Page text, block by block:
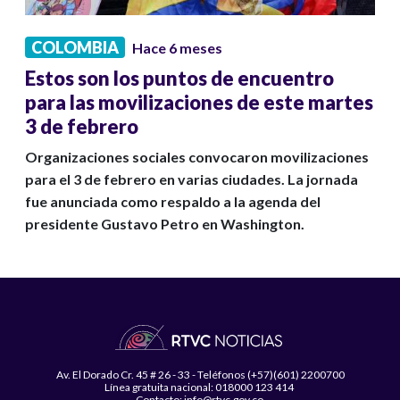
COLOMBIA Hace 6 meses
Estos son los puntos de encuentro
para las movilizaciones de este martes
3 de febrero
Organizaciones sociales convocaron movilizaciones
para el 3 de febrero en varias ciudades. La jornada
fue anunciada como respaldo a la agenda del
presidente Gustavo Petro en Washington.
Av. El Dorado Cr. 45 # 26 - 33 - Teléfonos (+57)(601) 2200700
Línea gratuita nacional: 018000 123 414